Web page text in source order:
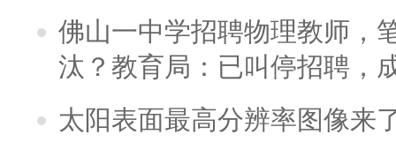
佛山一中学招聘物理教师，
汰？教育局：已叫停招聘，
太阳表面最高分辨率图像来